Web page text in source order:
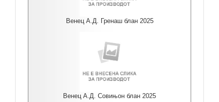
Венец А.Д. Гренаш блан 2025
Венец А.Д. Совињон блан 2025